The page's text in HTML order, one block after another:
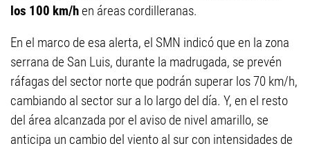
los 100 km/hen áreas cordilleranas.
En el marco de esa alerta, el SMN indicó que en la zona
serrana de San Luis, durante la madrugada, se prevén
ráfagas del sector norte que podrán superar los 70 km/h,
cambiando al sector sur a lo largo del día. Y, en el resto
del área alcanzada por el aviso de nivel amarillo, se
anticipa un cambio del viento al sur con intensidades de